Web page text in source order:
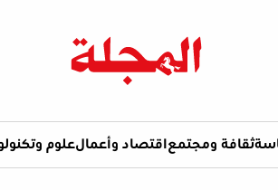
ثقافة ومجتمع اقتصاد وأعمالعلوم